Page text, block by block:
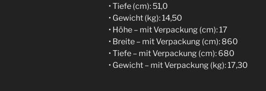
• Tiefe (cm): 51,0
• Gewicht (kg): 14,50
• Höhe – mit Verpackung (cm): 17
• Breite – mit Verpackung (cm): 860
• Tiefe – mit Verpackung (cm): 680
• Gewicht – mit Verpackung (kg): 17,30